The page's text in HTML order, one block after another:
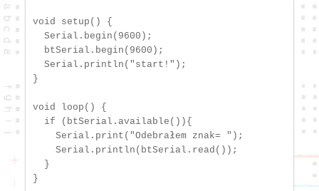
void setup() {
  Serial.begin(9600);
  btSerial.begin(9600);
  Serial.println("start!");
}
void loop() {
  if (btSerial.available()){
    Serial.print("Odebrałem znak= ");
    Serial.println(btSerial.read());
  }